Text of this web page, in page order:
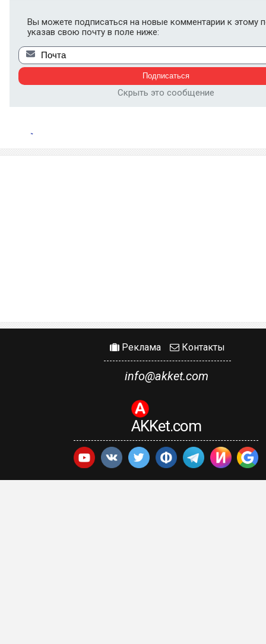
Вы можете подписаться на новые комментарии к этому
указав свою почту в поле ниже:
Скрыть это сообщение
Реклама Контакты
info@akket.com
AKKet.com